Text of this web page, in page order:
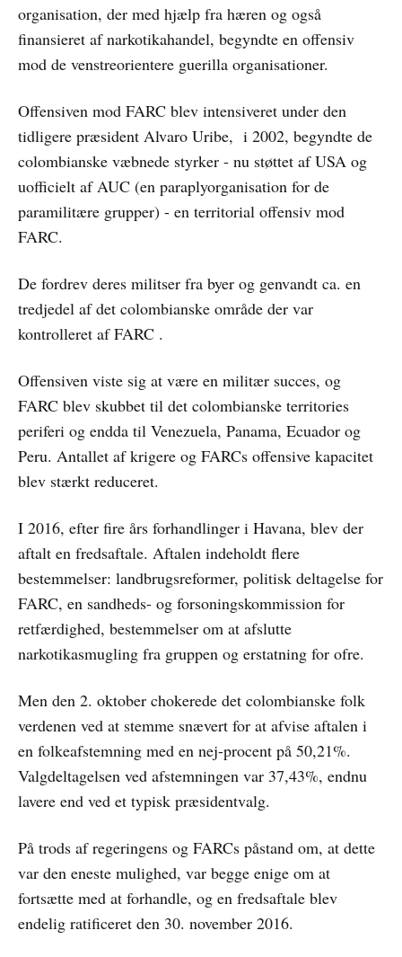
organisation, der med hjælp fra hæren og også
finansieret af narkotikahandel, begyndte en offensiv
mod de venstreorientere guerilla organisationer.
Offensiven mod FARC blev intensiveret under den
tidligere præsident Alvaro Uribe, i 2002, begyndte de
colombianske væbnede styrker - nu støttet af USA og
uofficielt af AUC (en paraplyorganisation for de
paramilitære grupper) - en territorial offensiv mod
FARC.
De fordrev deres militser fra byer og genvandt ca. en
tredjedel af det colombianske område der var
kontrolleret af FARC .
Offensiven viste sig at være en militær succes, og
FARC blev skubbet til det colombianske territories
periferi og endda til Venezuela, Panama, Ecuador og
Peru. Antallet af krigere og FARCs offensive kapacitet
blev stærkt reduceret.
I 2016, efter fire års forhandlinger i Havana, blev der
aftalt en fredsaftale. Aftalen indeholdt flere
bestemmelser: landbrugsreformer, politisk deltagelse for
FARC, en sandheds- og forsoningskommission for
retfærdighed, bestemmelser om at afslutte
narkotikasmugling fra gruppen og erstatning for ofre.
Men den 2. oktober chokerede det colombianske folk
verdenen ved at stemme snævert for at afvise aftalen i
en folkeafstemning med en nej-procent på 50,21%.
Valgdeltagelsen ved afstemningen var 37,43%, endnu
lavere end ved et typisk præsidentvalg.
På trods af regeringens og FARCs påstand om, at dette
var den eneste mulighed, var begge enige om at
fortsætte med at forhandle, og en fredsaftale blev
endelig ratificeret den 30. november 2016.